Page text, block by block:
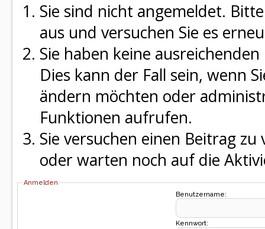
Sie sind nicht angemeldet.
aus und versuchen Sie es
Sie haben keine
Dies kann der Fall sein, wenn
ändern möchten oder
Funktionen aufrufen.
Sie versuchen einen Beitrag
oder warten noch auf die
Anmelden
Benutzername:
Kennwort: